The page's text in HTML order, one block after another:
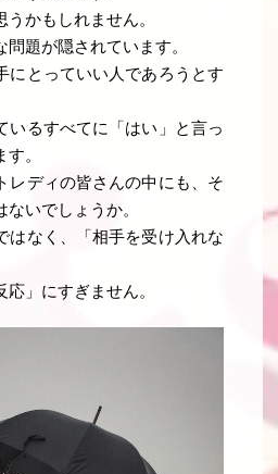
かもしれません。
題が隠されています。
にとっていい人であろうとす
いるすべてに「はい」と言っ
。
レディの皆さんの中にも、そ
いでしょうか。
はなく、「相手を受け入れな
応」にすぎません。